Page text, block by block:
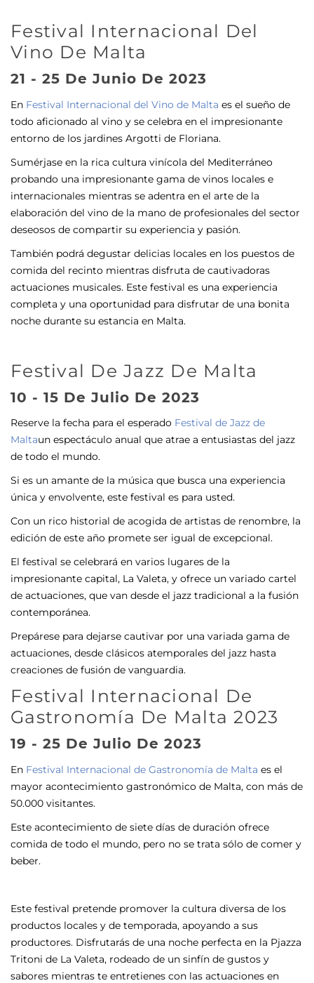
Festival Internacional Del
Vino De Malta
21 - 25 De Junio De 2023
En Festival Internacional del Vino de Malta es el sueño de
todo aficionado al vino y se celebra en el impresionante
entorno de los jardines Argotti de Floriana.
Sumérjase en la rica cultura vinícola del Mediterráneo
probando una impresionante gama de vinos locales e
internacionales mientras se adentra en el arte de la
elaboración del vino de la mano de profesionales del sector
deseosos de compartir su experiencia y pasión.
También podrá degustar delicias locales en los puestos de
comida del recinto mientras disfruta de cautivadoras
actuaciones musicales. Este festival es una experiencia
completa y una oportunidad para disfrutar de una bonita
noche durante su estancia en Malta.
Festival De Jazz De Malta
10 - 15 De Julio De 2023
Reserve la fecha para el esperado Festival de Jazz de
Maltaun espectáculo anual que atrae a entusiastas del jazz
de todo el mundo.
Si es un amante de la música que busca una experiencia
única y envolvente, este festival es para usted.
Con un rico historial de acogida de artistas de renombre, la
edición de este año promete ser igual de excepcional.
El festival se celebrará en varios lugares de la
impresionante capital, La Valeta, y ofrece un variado cartel
de actuaciones, que van desde el jazz tradicional a la fusión
contemporánea.
Prepárese para dejarse cautivar por una variada gama de
actuaciones, desde clásicos atemporales del jazz hasta
creaciones de fusión de vanguardia.
Festival Internacional De
Gastronomía De Malta 2023
19 - 25 De Julio De 2023
En Festival Internacional de Gastronomía de Malta es el
mayor acontecimiento gastronómico de Malta, con más de
50.000 visitantes.
Este acontecimiento de siete días de duración ofrece
comida de todo el mundo, pero no se trata sólo de comer y
beber.
Este festival pretende promover la cultura diversa de los
productos locales y de temporada, apoyando a sus
productores. Disfrutarás de una noche perfecta en la Pjazza
Tritoni de La Valeta, rodeado de un sinfín de gustos y
sabores mientras te entretienes con las actuaciones en